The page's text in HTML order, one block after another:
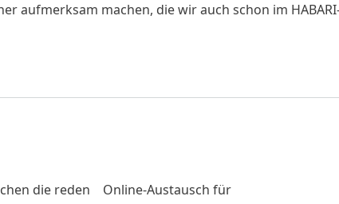
aufmerksam machen, die wir auch schon im
Online-Austausch für